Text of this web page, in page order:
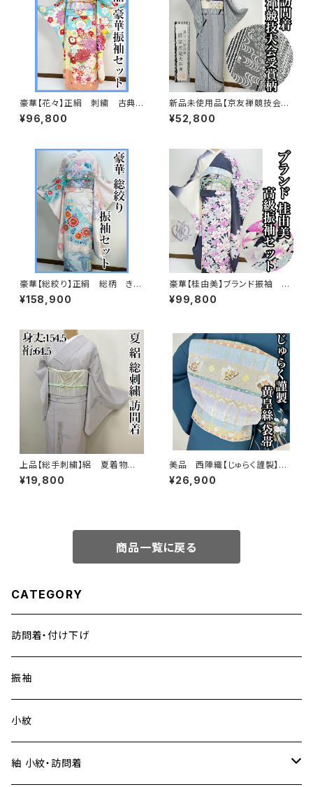
豪華【花々】正絹 刺繍 古典
柄 振袖セット s703
¥96,800
新品未使用品【京友禅競技会大
会受賞柄】正絹 袷 訪問着s758
¥52,800
豪華【総絞り】正絹 総柄 きぬ
たや調 振袖セット s676
¥158,900
豪華【桂由美】ブランド振袖 正
絹 華麗 振袖セット s746
¥99,800
上品【総手刺繍】絽 夏着物
訪問着 正絹 s231
¥19,800
美品 西陣織【じゅらく謹製】黄
皇絲 落款 正絹 袋帯s762
¥26,900
商品一覧に戻る
CATEGORY
訪問着・付け下げ
振袖
小紋
紬 小紋・訪問着